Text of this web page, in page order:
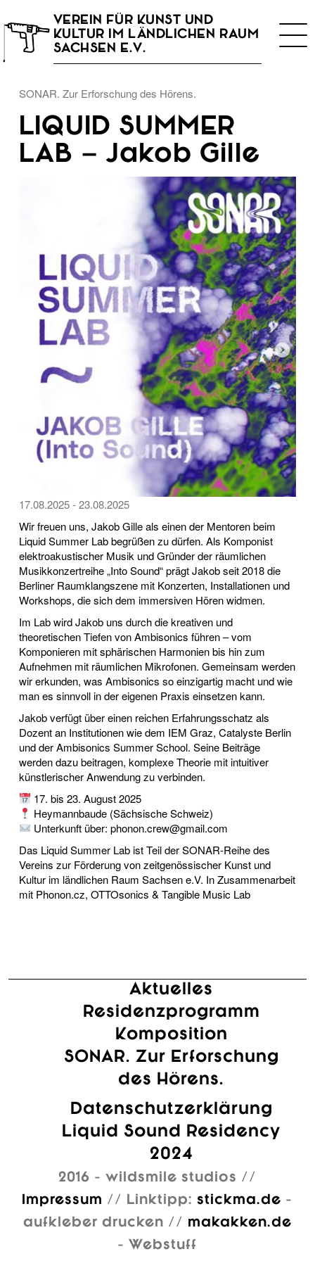
VEREIN FÜR KUNST UND
KULTUR IM LÄNDLICHEN RAUM
SACHSEN E.V.
SONAR. Zur Erforschung des Hörens.
LIQUID SUMMER
LAB – Jakob Gille
17.08.2025 - 23.08.2025
Wir freuen uns, Jakob Gille als einen der Mentoren beim
Liquid Summer Lab begrüßen zu dürfen. Als Komponist
elektroakustischer Musik und Gründer der räumlichen
Musikkonzertreihe „Into Sound“ prägt Jakob seit 2018 die
Berliner Raumklangszene mit Konzerten, Installationen und
Workshops, die sich dem immersiven Hören widmen.
Im Lab wird Jakob uns durch die kreativen und
theoretischen Tiefen von Ambisonics führen – vom
Komponieren mit sphärischen Harmonien bis hin zum
Aufnehmen mit räumlichen Mikrofonen. Gemeinsam werden
wir erkunden, was Ambisonics so einzigartig macht und wie
man es sinnvoll in der eigenen Praxis einsetzen kann.
Jakob verfügt über einen reichen Erfahrungsschatz als
Dozent an Institutionen wie dem IEM Graz, Catalyste Berlin
und der Ambisonics Summer School. Seine Beiträge
werden dazu beitragen, komplexe Theorie mit intuitiver
künstlerischer Anwendung zu verbinden.
17. bis 23. August 2025
Heymannbaude (Sächsische Schweiz)
Unterkunft über: phonon.crew@gmail.com
Das Liquid Summer Lab ist Teil der SONAR-Reihe des
Vereins zur Förderung von zeitgenössischer Kunst und
Kultur im ländlichen Raum Sachsen e.V. In Zusammenarbeit
mit Phonon.cz, OTTOsonics & Tangible Music Lab
Aktuelles
Residenzprogramm
Komposition
SONAR. Zur Erforschung
des Hörens.
Datenschutzerklärung
Liquid Sound Residency
2024
2016 - wildsmile studios //
Impressum // Linktipp:stickma.de -
aufkleber drucken // makakken.de
- Webstuff